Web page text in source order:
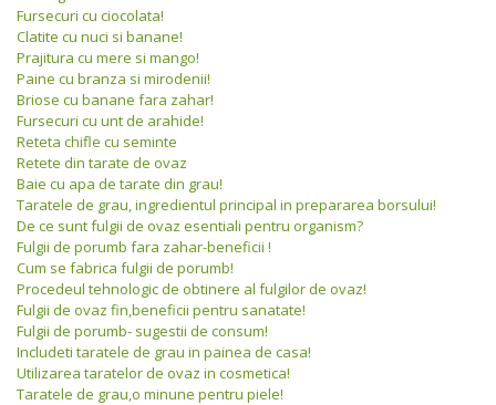
Fursecuri cu ciocolata!
Clatite cu nuci si banane!
Prajitura cu mere si mango!
Paine cu branza si mirodenii!
Briose cu banane fara zahar!
Fursecuri cu unt de arahide!
Reteta chifle cu seminte
Retete din tarate de ovaz
Baie cu apa de tarate din grau!
Taratele de grau, ingredientul principal in prepararea borsului!
De ce sunt fulgii de ovaz esentiali pentru organism?
Fulgii de porumb fara zahar-beneficii !
Cum se fabrica fulgii de porumb!
Procedeul tehnologic de obtinere al fulgilor de ovaz!
Fulgii de ovaz fin,beneficii pentru sanatate!
Fulgii de porumb- sugestii de consum!
Includeti taratele de grau in painea de casa!
Utilizarea taratelor de ovaz in cosmetica!
Taratele de grau,o minune pentru piele!